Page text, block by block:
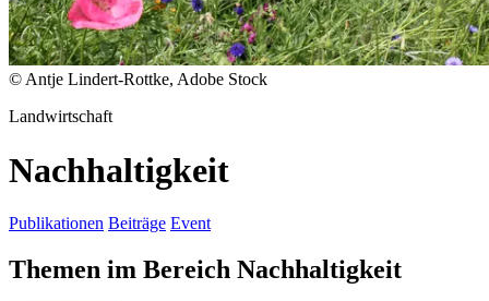
© Antje Lindert-Rottke, Adobe Stock
Landwirtschaft
Nachhaltigkeit
Publikationen Beiträge Event
Themen im Bereich Nachhaltigkeit